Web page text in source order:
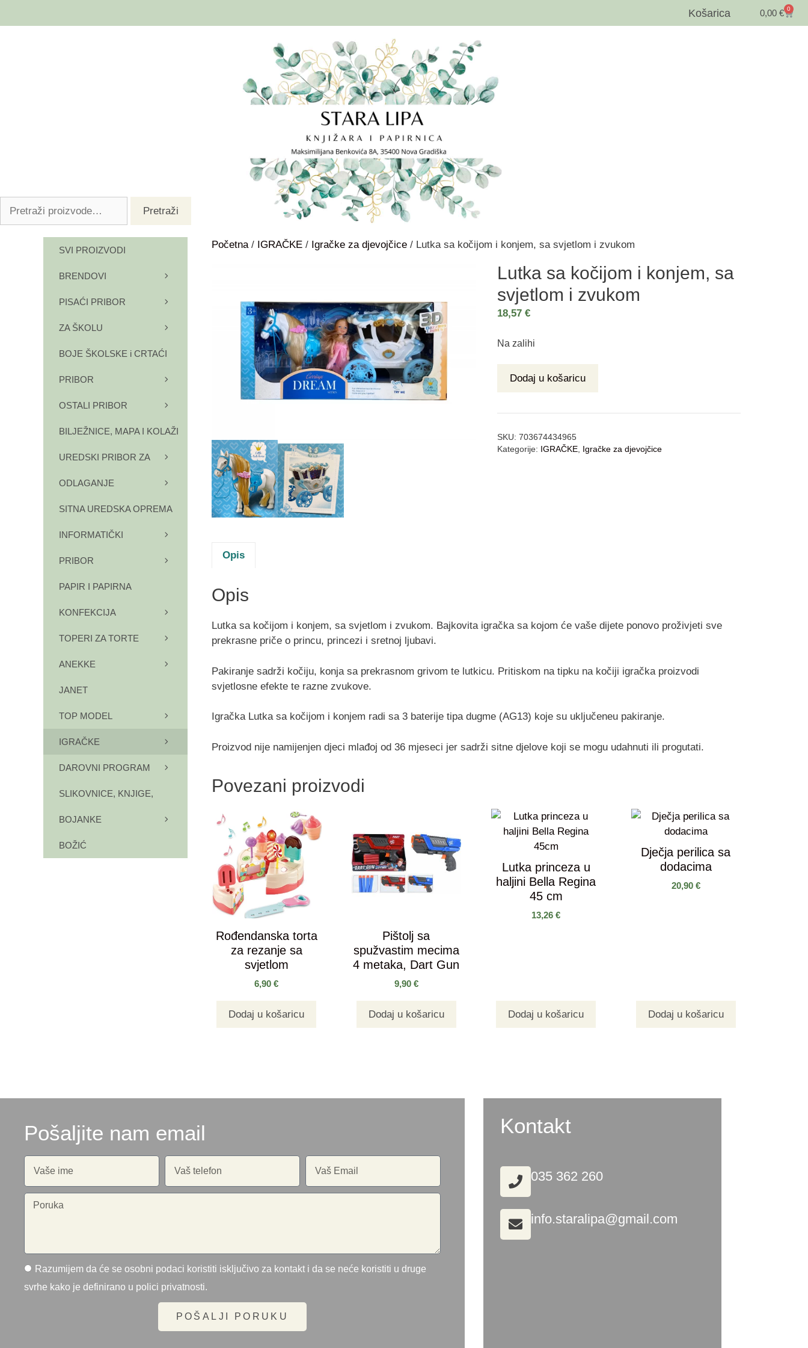
Košarica 0,00€ 0
Pretraži
Početna/ IGRAČKE / Igračke za djevojčice / Lutka sa kočijom i konjem, sa svjetlom i zvukom
Lutka sa kočijom i konjem, sa
svjetlom i zvukom
18,57€
Na zalihi
Dodaj u košaricu
SKU:703674434965
Kategorije: IGRAČKE, Igračke za djevojčice
Opis
Opis
Lutka sa kočijom i konjem, sa svjetlom i zvukom. Bajkovita igračka sa kojom će vaše dijete ponovo proživjeti sve
prekrasne priče o princu, princezi i sretnoj ljubavi.
Pakiranje sadrži kočiju, konja sa prekrasnom grivom te lutkicu. Pritiskom na tipku na kočiji igračka proizvodi
svjetlosne efekte te razne zvukove.
Igračka Lutka sa kočijom i konjem radi sa 3 baterije tipa dugme (AG13) koje su uključeneu pakiranje.
Proizvod nije namijenjen djeci mlađoj od 36 mjeseci jer sadrži sitne djelove koji se mogu udahnuti ili progutati.
Povezani proizvodi
Rođendanska torta
za rezanje sa
svjetlom
6,90€
Dodaj u košaricu
Pištolj sa
spužvastim mecima
4 metaka, Dart Gun
9,90 €
Dodaj u košaricu
Lutka princeza u
haljini Bella Regina
45 cm
13,26€
Dodaj u košaricu
Dječja perilica sa
dodacima
20,90 €
Dodaj u košaricu
SVI PROIZVODI
BRENDOVI
PISAĆI PRIBOR
ZA ŠKOLU
BOJE ŠKOLSKE i CRTAĆI
PRIBOR
OSTALI PRIBOR
BILJEŽNICE, MAPA I KOLAŽI
UREDSKI PRIBOR ZA
ODLAGANJE
SITNA UREDSKA OPREMA
INFORMATIČKI
PRIBOR
PAPIR I PAPIRNA
KONFEKCIJA
TOPERI ZA TORTE
ANEKKE
JANET
TOP MODEL
IGRAČKE
DAROVNI PROGRAM
SLIKOVNICE, KNJIGE,
BOJANKE
BOŽIĆ
Pošaljite nam email
Razumijem da će se osobni podaci koristiti isključivo za kontakt i da se neće koristiti u druge
svrhe kako je definirano u polici privatnosti.
POŠALJI PORUKU
Kontakt
035 362 260
info.staralipa@gmail.com